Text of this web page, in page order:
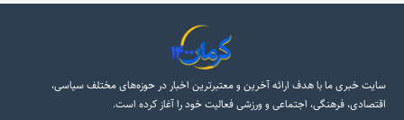
سایت خبری ما با هدف ارائه آخرین و معتبرترین اخبار در حوزه‌های مختلف سیاسی،
اقتصادی، فرهنگی، اجتماعی و ورزشی فعالیت خود را آغاز کرده است.